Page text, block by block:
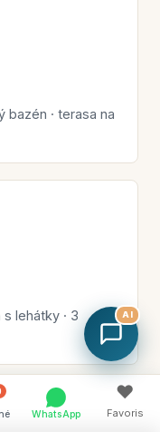
bazén · terasa na
lehátky · 3
WhatsApp
♥
Favoris
AI